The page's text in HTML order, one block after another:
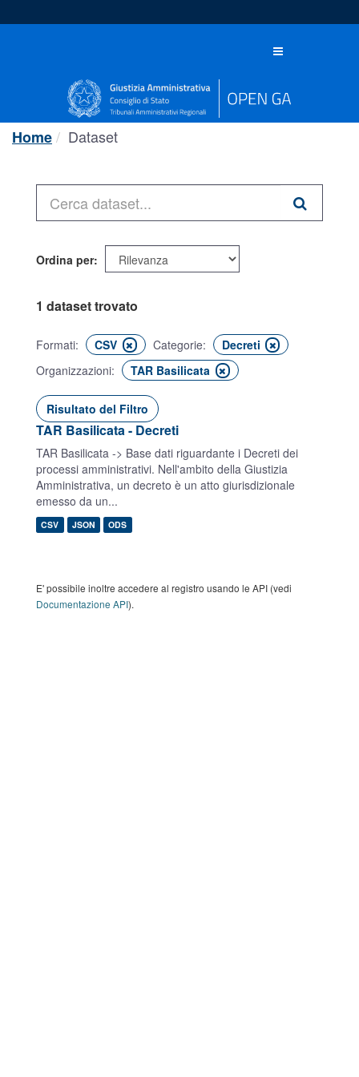
al
Toggle
Home Dataset
Ordina per
1 dataset trovato
Formati: CSV Categorie:
Decreti
Organizzazioni:
TAR Basilicata
Risultato del Filtro
TAR Basilicata - Decreti
TAR Basilicata -> Base dati riguardante i Decreti dei
processi amministrativi. Nell'ambito della Giustizia
Amministrativa, un decreto è un atto giurisdizionale
emesso da un...
CSV JSON ODS
E' possibile inoltre accedere al registro usando le API (vedi
Documentazione API).